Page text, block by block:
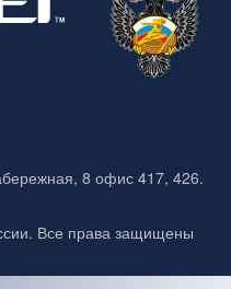
8 офис 417, 426.
Все права защищены